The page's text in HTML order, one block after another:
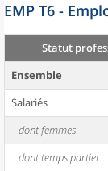
EMP T6 -
Statut
Ensemble
Salariés
dont femmes
dont temps partiel